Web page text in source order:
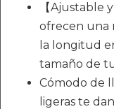
【Ajustable
ofrecen una
la longitud
tamaño de
Cómodo de
ligeras te